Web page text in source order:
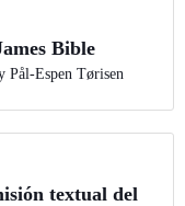
Bible
Pål-Espen Tørisen
textual del